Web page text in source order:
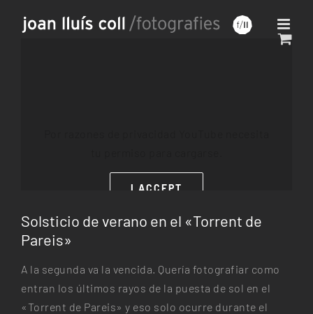
I ACCEPT
Solsticio de verano en el «Torrent de
Pareis»
A la segunda va la vencida. Quería fotografiar como
entran los últimos rayos de la puesta de sol en el
«Torrent de Pareis» y eso solo ocurre durante el